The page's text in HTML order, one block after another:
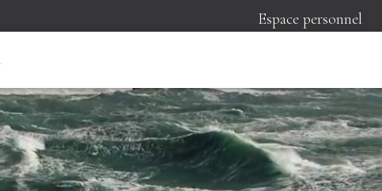
Espace personnel